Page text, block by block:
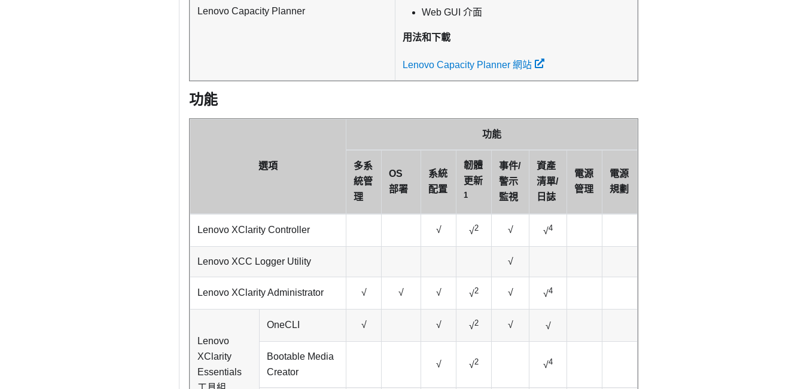
Lenovo Capacity Planner Web GUI 介面
用法和下載
Lenovo Capacity Planner 網站
功能
選項
功能
多系
統管
理
OS
部署
系統
配置
韌體
更新
1
事件/
警示
監視
資產
清單/
日誌
電源
管理
電源
規劃
Lenovo XClarity Controller √ √2 √ √4
Lenovo XCC Logger Utility √
Lenovo XClarity Administrator √ √ √ √2 √ √4
Lenovo
XClarity
Essentials
OneCLI √ √ √2 √ √
Bootable Media
Creator
√ √2 √4